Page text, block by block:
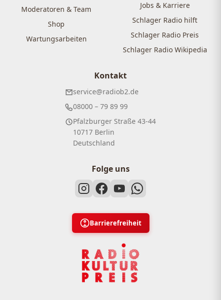
Moderatoren & Team
Shop
Wartungsarbeiten
Jobs & Karriere
Schlager Radio hilft
Schlager Radio Preis
Schlager Radio Wikipedia
Kontakt
service@radiob2.de
08000 – 79 89 99
Pfalzburger Straße 43-44
10717 Berlin
Deutschland
Folge uns
Barrierefreiheit